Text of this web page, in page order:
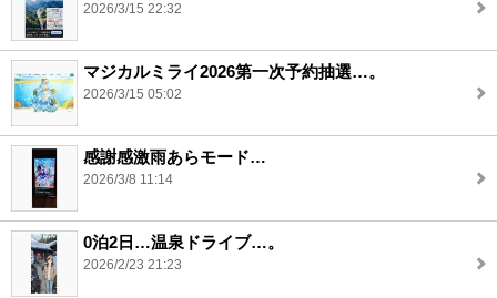
2026/3/15 22:32
マジカルミライ2026第一次予約抽選…。
2026/3/15 05:02
感謝感激雨あらモード…
2026/3/8 11:14
0泊2日…温泉ドライブ…。
2026/2/23 21:23